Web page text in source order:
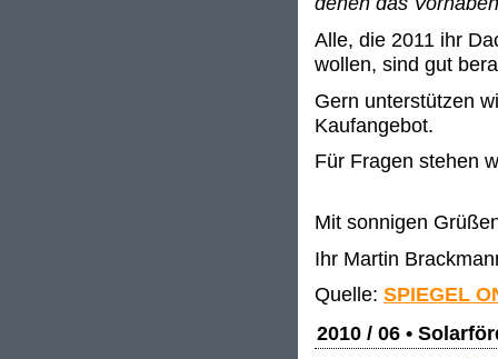
Alle, die 2011 ihr
wollen, sind gut
Gern unterstützen
Kaufangebot.
Für Fragen stehen
Mit sonnigen
Ihr Martin
Quelle: SPIEGEL
2010 / 06 •